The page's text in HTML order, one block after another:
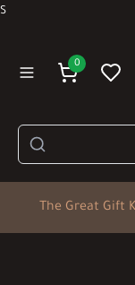
S
The Great Gift
0